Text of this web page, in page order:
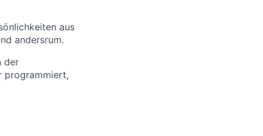
aus
andersrum.
der
programmiert,